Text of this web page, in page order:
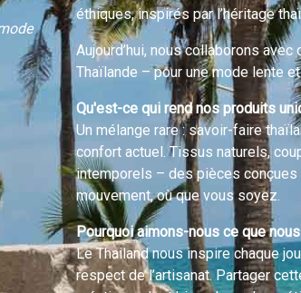
éthiques, inspirés par l’héritage
Aujourd’hui, nous collaborons
Thaïlande – pour une mode lente
Qu'est-ce qui rend nos produits
Un mélange rare : savoir-faire
confort actuel. Tissus naturels,
intemporels – des pièces conçues
mouvement, où que vous soyez.
Pourquoi aimons-nous ce que
Le Thailand nous inspire chaque
respect de l’artisanat. Partager